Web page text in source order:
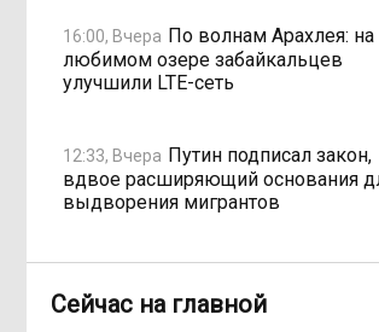
16:00, Вчера По волнам Арахлея: на
любимом озере забайкальцев
улучшили LTE-сеть
12:33, Вчера Путин подписал закон,
вдвое расширяющий основания
выдворения мигрантов
администрация хочет
Сейчас на главной